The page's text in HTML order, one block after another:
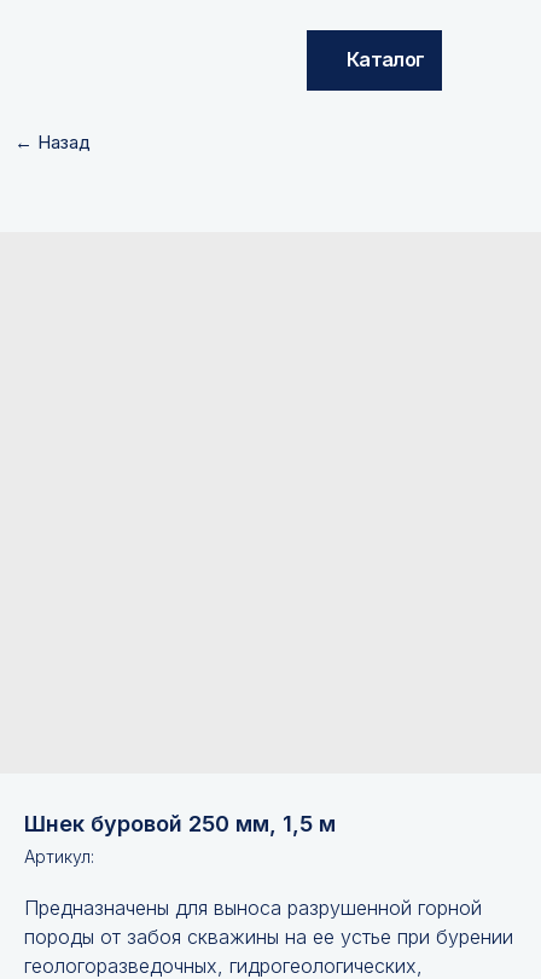
Шнек буровой 250 мм, 1,5 м
Артикул:
Предназначены для выноса разрушенной горной
породы от забоя скважины на ее устье при бурении
геологоразведочных, гидрогеологических,